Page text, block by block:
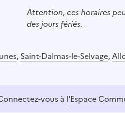
Attention, ces horaires
des jours fériés.
, Saint-Dalmas-le-Selvage,
vous à l'Espace